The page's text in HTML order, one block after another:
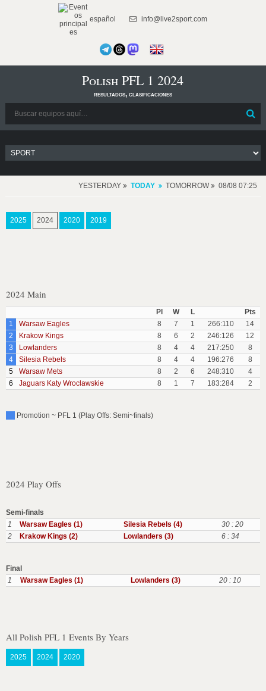
español info@live2sport.com
Polish PFL 1 2024
resultados, clasificaciones
YESTERDAY TODAY TOMORROW 08/08 07:25
2025 2024 2020 2019
2024 Main
Pl W L
Pts
1
Warsaw Eagles 8 7 1 266:110
14
2
Krakow Kings 8 6 2 246:126
12
3
Lowlanders 8 4 4 217:250
8
4
Silesia Rebels 8 4 4 196:276
8
5
Warsaw Mets 8 2 6 248:310
4
6
Jaguars Katy Wroclawskie 8 1 7 183:284 2
Promotion ~ PFL 1 (Play Offs: Semi~finals)
2024 Play Offs
Semi-finals
1
Warsaw Eagles (1) Silesia Rebels (4)
30 : 20
2
Krakow Kings (2) Lowlanders (3) 6 : 34
Final
1
Warsaw Eagles (1) Lowlanders (3) 20 : 10
All Polish PFL 1 Events By Years
2025 2024 2020